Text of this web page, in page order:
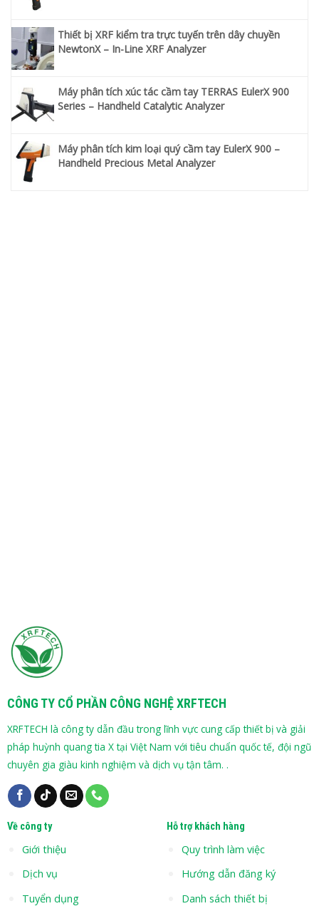
Thiết bị XRF kiểm tra trực tuyến trên dây chuyền
NewtonX – In-Line XRF Analyzer
Máy phân tích xúc tác cầm tay TERRAS EulerX 900
Series – Handheld Catalytic Analyzer
Máy phân tích kim loại quý cầm tay EulerX 900 –
Handheld Precious Metal Analyzer
CÔNG TY CỔ PHẦN CÔNG NGHỆ XRFTECH
XRFTECH là công ty dẫn đầu trong lĩnh vực cung cấp thiết bị và giải
pháp huỳnh quang tia X tại Việt Nam với tiêu chuẩn quốc tế, đội ngũ
chuyên gia giàu kinh nghiệm và dịch vụ tận tâm. .
Về công ty
Giới thiệu
Dịch vụ
Tuyển dụng
Hỗ trợ khách hàng
Quy trình làm việc
Hướng dẫn đăng ký
Danh sách thiết bị